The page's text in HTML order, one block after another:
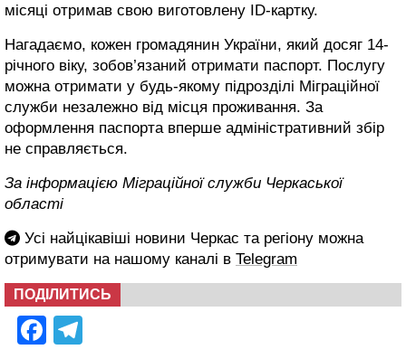
місяці отримав свою виготовлену ID-картку.
Нагадаємо, кожен громадянин України, який досяг 14-
річного віку, зобов’язаний отримати паспорт. Послугу
можна отримати у будь-якому підрозділі Міграційної
служби незалежно від місця проживання. За
оформлення паспорта вперше адміністративний збір
не справляється.
За інформацією Міграційної служби Черкаської
області
Усі найцікавіші новини Черкас та регіону можна
отримувати на нашому каналі в Telegram
ПОДІЛИТИСЬ
Facebook